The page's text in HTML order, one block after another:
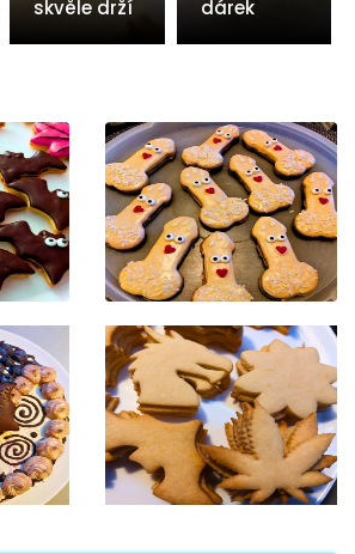
skvěle drží
dárek